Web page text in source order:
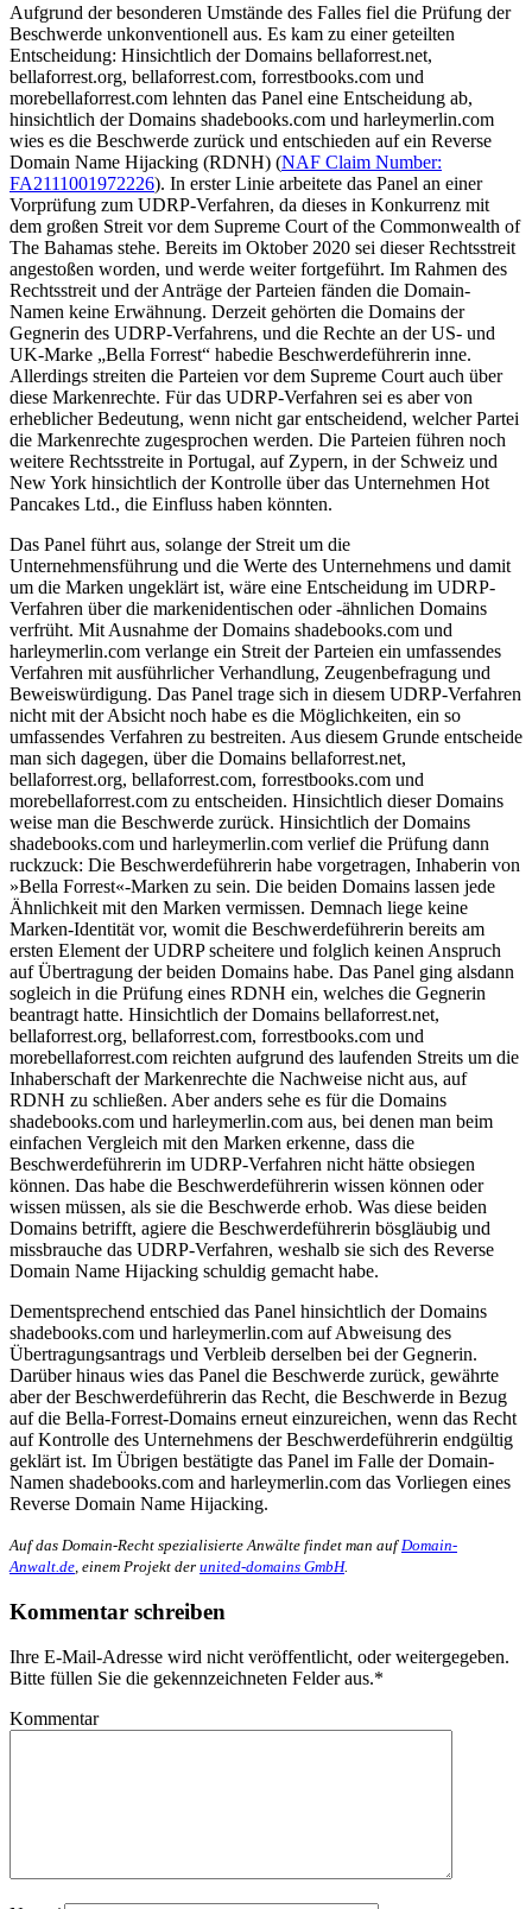
Aufgrund der besonderen Umstände des Falles fiel die Prüfung der
Beschwerde unkonventionell aus. Es kam zu einer geteilten
Entscheidung: Hinsichtlich der Domains bellaforrest.net,
bellaforrest.org, bellaforrest.com, forrestbooks.com und
morebellaforrest.com lehnten das Panel eine Entscheidung ab,
hinsichtlich der Domains shadebooks.com und harleymerlin.com
wies es die Beschwerde zurück und entschieden auf ein Reverse
Domain Name Hijacking (RDNH) (NAF Claim Number:
FA2111001972226). In erster Linie arbeitete das Panel an einer
Vorprüfung zum UDRP-Verfahren, da dieses in Konkurrenz mit
dem großen Streit vor dem Supreme Court of the Commonwealth of
The Bahamas stehe. Bereits im Oktober 2020 sei dieser Rechtsstreit
angestoßen worden, und werde weiter fortgeführt. Im Rahmen des
Rechtsstreit und der Anträge der Parteien fänden die Domain-
Namen keine Erwähnung. Derzeit gehörten die Domains der
Gegnerin des UDRP-Verfahrens, und die Rechte an der US- und
UK-Marke „Bella Forrest“ habedie Beschwerdeführerin inne.
Allerdings streiten die Parteien vor dem Supreme Court auch über
diese Markenrechte. Für das UDRP-Verfahren sei es aber von
erheblicher Bedeutung, wenn nicht gar entscheidend, welcher Partei
die Markenrechte zugesprochen werden. Die Parteien führen noch
weitere Rechtsstreite in Portugal, auf Zypern, in der Schweiz und
New York hinsichtlich der Kontrolle über das Unternehmen Hot
Pancakes Ltd., die Einfluss haben könnten.
Das Panel führt aus, solange der Streit um die
Unternehmensführung und die Werte des Unternehmens und damit
um die Marken ungeklärt ist, wäre eine Entscheidung im UDRP-
Verfahren über die markenidentischen oder -ähnlichen Domains
verfrüht. Mit Ausnahme der Domains shadebooks.com und
harleymerlin.com verlange ein Streit der Parteien ein umfassendes
Verfahren mit ausführlicher Verhandlung, Zeugenbefragung und
Beweiswürdigung. Das Panel trage sich in diesem UDRP-Verfahren
nicht mit der Absicht noch habe es die Möglichkeiten, ein so
umfassendes Verfahren zu bestreiten. Aus diesem Grunde entscheide
man sich dagegen, über die Domains bellaforrest.net,
bellaforrest.org, bellaforrest.com, forrestbooks.com und
morebellaforrest.com zu entscheiden. Hinsichtlich dieser Domains
weise man die Beschwerde zurück. Hinsichtlich der Domains
shadebooks.com und harleymerlin.com verlief die Prüfung dann
ruckzuck: Die Beschwerdeführerin habe vorgetragen, Inhaberin von
»Bella Forrest«-Marken zu sein. Die beiden Domains lassen jede
Ähnlichkeit mit den Marken vermissen. Demnach liege keine
Marken-Identität vor, womit die Beschwerdeführerin bereits am
ersten Element der UDRP scheitere und folglich keinen Anspruch
auf Übertragung der beiden Domains habe. Das Panel ging alsdann
sogleich in die Prüfung eines RDNH ein, welches die Gegnerin
beantragt hatte. Hinsichtlich der Domains bellaforrest.net,
bellaforrest.org, bellaforrest.com, forrestbooks.com und
morebellaforrest.com reichten aufgrund des laufenden Streits um die
Inhaberschaft der Markenrechte die Nachweise nicht aus, auf
RDNH zu schließen. Aber anders sehe es für die Domains
shadebooks.com und harleymerlin.com aus, bei denen man beim
einfachen Vergleich mit den Marken erkenne, dass die
Beschwerdeführerin im UDRP-Verfahren nicht hätte obsiegen
können. Das habe die Beschwerdeführerin wissen können oder
wissen müssen, als sie die Beschwerde erhob. Was diese beiden
Domains betrifft, agiere die Beschwerdeführerin bösgläubig und
missbrauche das UDRP-Verfahren, weshalb sie sich des Reverse
Domain Name Hijacking schuldig gemacht habe.
Dementsprechend entschied das Panel hinsichtlich der Domains
shadebooks.com und harleymerlin.com auf Abweisung des
Übertragungsantrags und Verbleib derselben bei der Gegnerin.
Darüber hinaus wies das Panel die Beschwerde zurück, gewährte
aber der Beschwerdeführerin das Recht, die Beschwerde in Bezug
auf die Bella-Forrest-Domains erneut einzureichen, wenn das Recht
auf Kontrolle des Unternehmens der Beschwerdeführerin endgültig
geklärt ist. Im Übrigen bestätigte das Panel im Falle der Domain-
Namen shadebooks.com and harleymerlin.com das Vorliegen eines
Reverse Domain Name Hijacking.
Auf das Domain-Recht spezialisierte Anwälte findet man auf Domain-
Anwalt.de , einem Projekt der united-domains GmbH.
Kommentar schreiben
Ihre E-Mail-Adresse wird nicht veröffentlicht, oder weitergegeben.
Bitte füllen Sie die gekennzeichneten Felder aus.*
Kommentar